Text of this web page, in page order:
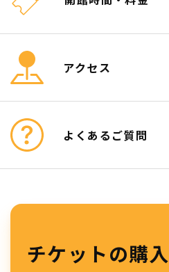
アクセス
よくあるご質問
チケットの購入